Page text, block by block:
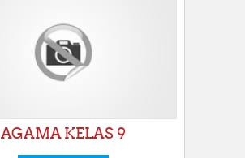
AGAMA KELAS 9